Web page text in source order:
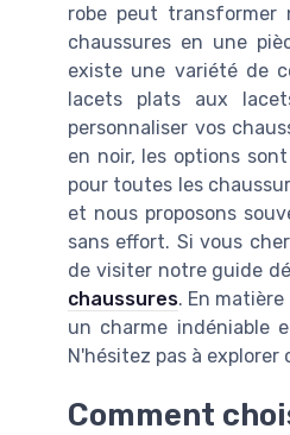
robe peut transformer
chaussures en une
existe une variété de
lacets plats aux
personnaliser vos
en noir, les options
pour toutes les
et nous proposons
sans effort. Si vous
de visiter notre guide
chaussures. En
un charme indéniable
N'hésitez pas à
Comment